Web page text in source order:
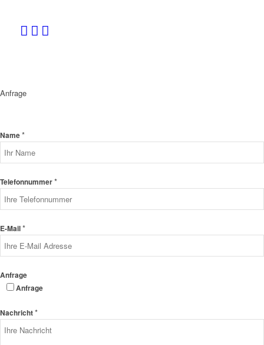
Anfrage
Name*
Telefonnummer*
E-Mail*
Anfrage
Anfrage
Nachricht*